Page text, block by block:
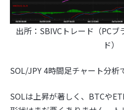
出所：SBIVCトレード（PC
ド）
SOL/JPY 4時間足チャート分析
SOLは上昇が著しく、BTCや